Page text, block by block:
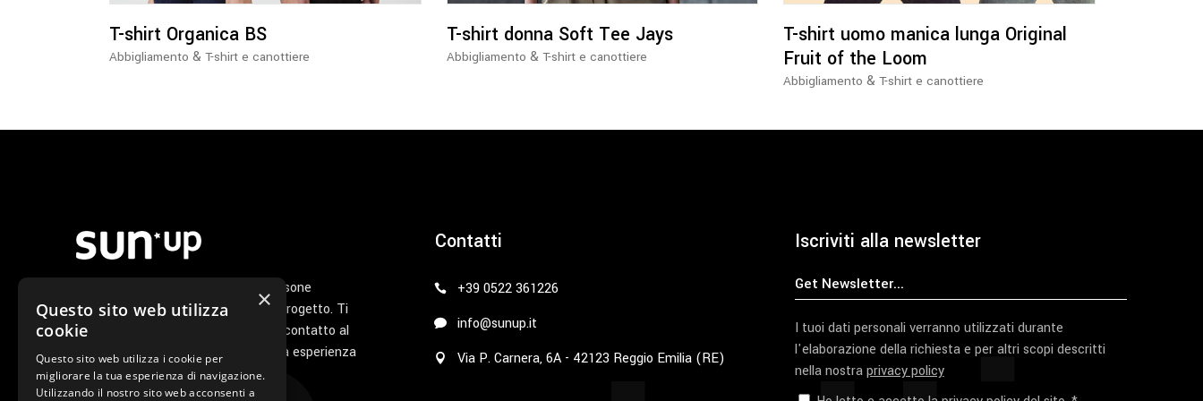
possono
essere
scelte
T-shirt Organica BS
Abbigliamento & T-shirt e canottiere
possono
essere
scelte
T-shirt donna Soft Tee Jays
Abbigliamento & T-shirt e canottiere
possono
essere
nella
T-shirt uomo manica lunga Original
Fruit of the Loom
Abbigliamento &T-shirt e canottiere
Noi di Sunup siamo un gruppo di persone
appassionate che ha a cuore il tuo progetto. Ti
seguiamo personalmente dal primo contatto al
servizio di post vendita perché la tua esperienza
con noi sia unica e speciale.
Contatti
+39 0522 361226
info@sunup.it
Via P. Carnera, 6A - 42123 Reggio Emilia (RE)
Iscriviti alla newsletter
I tuoi dati personali verranno utilizzati durante
l'elaborazione della richiesta e per altri scopi descritti
nella nostraprivacy policy
×
Questo sito web utilizza
cookie
Questo sito web utilizza i cookie per
migliorare la tua esperienza di navigazione.
Utilizzando il nostro sito web acconsenti a